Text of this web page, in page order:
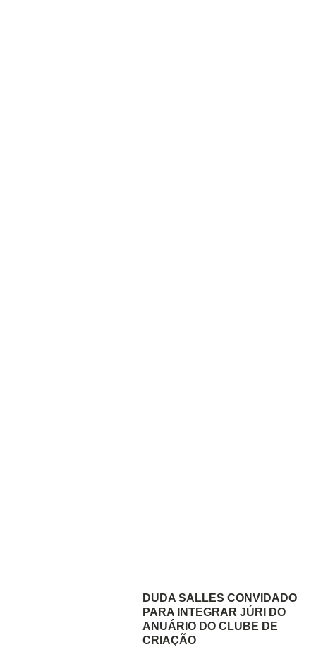
DUDA SALLES CONVIDADO
PARA INTEGRAR JÚRI DO
ANUÁRIO DO CLUBE DE
CRIAÇÃO